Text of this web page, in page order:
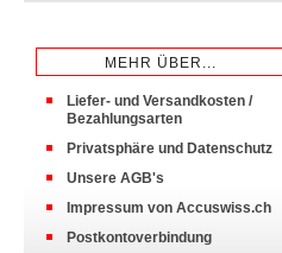
MEHR ÜBER...
Liefer- und Versandkosten /
Bezahlungsarten
Privatsphäre und Datenschutz
Unsere AGB's
Impressum von Accuswiss.ch
Postkontoverbindung